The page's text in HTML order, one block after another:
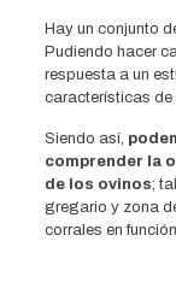
Hay un conjunto
Pudiendo hacer
respuesta a un
características de
Siendo así,
comprender la
de los ovinos;
gregario y zona
corrales en